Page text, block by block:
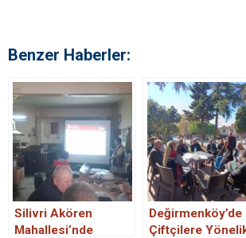
Benzer Haberler:
Silivri Akören
Mahallesi’nde
Değirmenköy’de
Çiftçilere